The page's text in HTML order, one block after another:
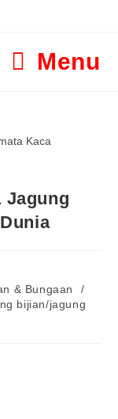
Menu
Jagung
& Bungaan
/
bijian/jagung